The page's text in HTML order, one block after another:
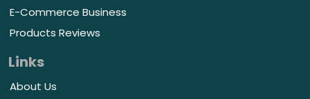
E-Commerce Business
Products Reviews
Links
About Us